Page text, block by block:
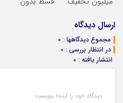
ارسال دیدگاه
مجموع دیدگاهها : 0
در انتظار بررسی : 0
انتشار یافته : 0
دیدگاه خود را اینجا بنویسید